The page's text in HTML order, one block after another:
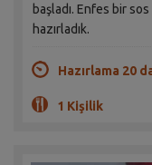
başladı. Enfes bir
hazırladık.
Hazırlama 20
1 Kişilik